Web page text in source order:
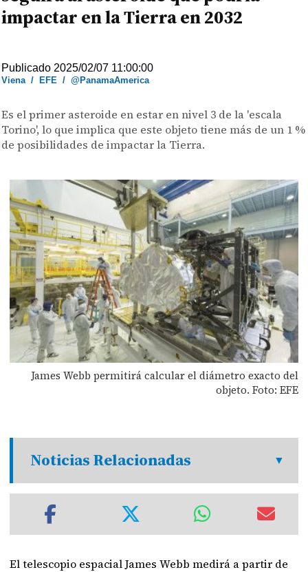
impactar en la Tierra en 2032
Publicado 2025/02/07 11:00:00
Viena/ EFE /@PanamaAmerica
Es el primer asteroide en estar en nivel 3 de la 'escala
Torino', lo que implica que este objeto tiene más de un 1 %
de posibilidades de impactar la Tierra.
James Webb permitirá calcular el diámetro exacto del
objeto. Foto: EFE
Noticias Relacionadas
El telescopio espacial James Webb medirá a partir de